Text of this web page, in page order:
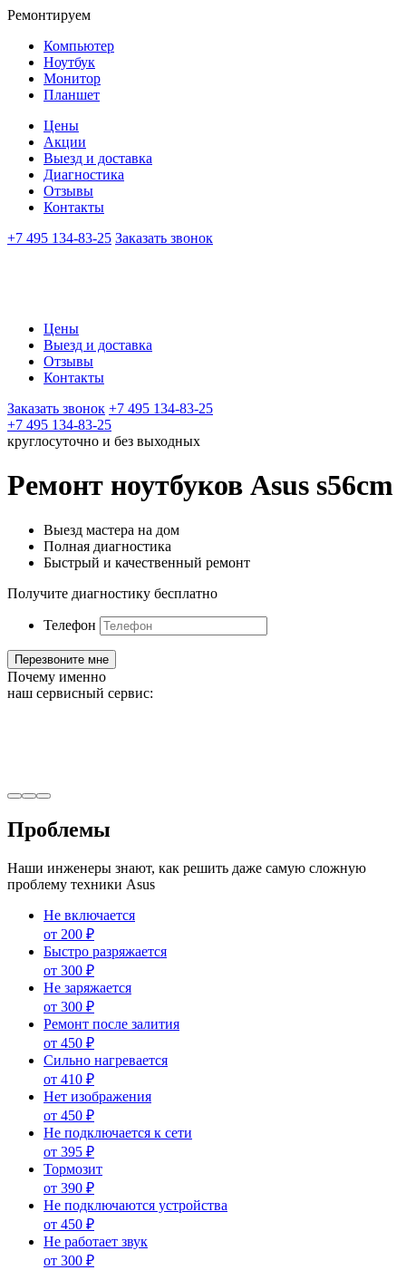
Ремонтируем
Компьютер
Ноутбук
Монитор
Планшет
Цены
Акции
Выезд и доставка
Диагностика
Отзывы
Контакты
+7 495 134-83-25 Заказать звонок
Цены
Выезд и доставка
Отзывы
Контакты
Заказать звонок +7 495 134-83-25
+7 495 134-83-25
круглосуточно и без выходных
Ремонт ноутбуков Asus s56cm
Выезд мастера на дом
Полная диагностика
Быстрый и качественный ремонт
Получите диагностику бесплатно
Телефон
Почему именно
наш сервисный сервис:
Проблемы
Наши инженеры знают, как решить даже самую сложную
проблему техники Asus
Не включается
от 200 ₽
Быстро разряжается
от 300 ₽
Не заряжается
от 300 ₽
Ремонт после залития
от 450 ₽
Сильно нагревается
от 410 ₽
Нет изображения
от 450 ₽
Не подключается к сети
от 395 ₽
Тормозит
от 390 ₽
Не подключаются устройства
от 450 ₽
Не работает звук
от 300 ₽